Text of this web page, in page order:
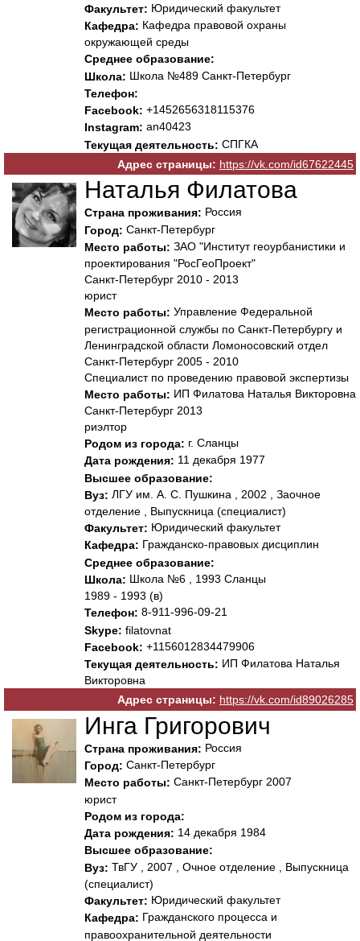
Факультет: Юридический факультет
Кафедра: Кафедра правовой охраны
окружающей среды
Среднее образование:
Школа: Школа №489 Санкт-Петербург
Телефон:
Facebook: +1452656318115376
Instagram: an40423
Текущая деятельность: СПГКА
Адрес страницы: https://vk.com/id67622445
Наталья Филатова
Страна проживания: Россия
Город: Санкт-Петербург
Место работы: ЗАО "Институт геоурбанистики и
проектирования "РосГеоПроект"
Санкт-Петербург 2010 - 2013
юрист
Место работы: Управление Федеральной
регистрационной службы по Санкт-Петербургу и
Ленинградской области Ломоносовский отдел
Санкт-Петербург 2005 - 2010
Специалист по проведению правовой экспертизы
Место работы: ИП Филатова Наталья Викторовна
Санкт-Петербург 2013
риэлтор
Родом из города: г. Сланцы
Дата рождения: 11 декабря 1977
Высшее образование:
Вуз: ЛГУ им. А. С. Пушкина , 2002 , Заочное
отделение , Выпускница (специалист)
Факультет: Юридический факультет
Кафедра: Гражданско-правовых дисциплин
Среднее образование:
Школа: Школа №6 , 1993 Сланцы
1989 - 1993 (в)
Телефон: 8-911-996-09-21
Skype: filatovnat
Facebook: +1156012834479906
Текущая деятельность: ИП Филатова Наталья
Викторовна
Адрес страницы: https://vk.com/id89026285
Инга Григорович
Страна проживания: Россия
Город: Санкт-Петербург
Место работы: Санкт-Петербург 2007
юрист
Родом из города:
Дата рождения: 14 декабря 1984
Высшее образование:
Вуз: ТвГУ , 2007 , Очное отделение , Выпускница
(специалист)
Факультет: Юридический факультет
Кафедра: Гражданского процесса и
правоохранительной деятельности